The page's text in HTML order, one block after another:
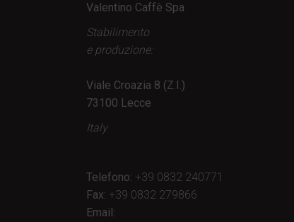
Valentino Caffè Spa
Stabilimento
e produzione:
Viale Croazia 8 (Z.I.)
73100 Lecce
Italy
Telefono: +39 0832 240771
Fax: +39 0832 279866
Email: